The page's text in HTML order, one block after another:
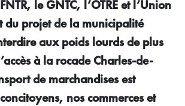
le GNTC, l’OTRE et l’Union
du projet de la municipalité
aux poids lourds de plus
à la rocade Charles-de-
de marchandises est
nos commerces et